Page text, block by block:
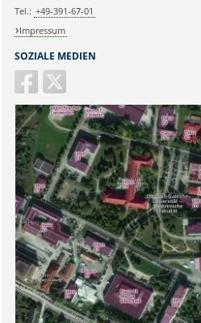
SOZIALE MEDIEN
Tel.: +49-391-67-01
Impressum